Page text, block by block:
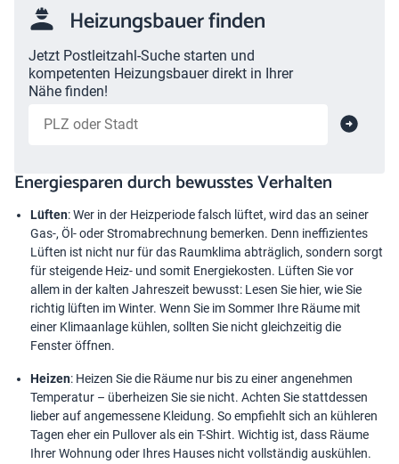
Heizungsbauer finden
Jetzt Postleitzahl-Suche starten und
kompetenten Heizungsbauer direkt in Ihrer
Nähe finden!
Energiesparen durch bewusstes Verhalten
Lüften: Wer in der Heizperiode falsch lüftet, wird das an seiner
Gas-, Öl- oder Stromabrechnung bemerken. Denn ineffizientes
Lüften ist nicht nur für das Raumklima abträglich, sondern sorgt
für steigende Heiz- und somit Energiekosten. Lüften Sie vor
allem in der kalten Jahreszeit bewusst: Lesen Sie hier, wie Sie
richtig lüften im Winter. Wenn Sie im Sommer Ihre Räume mit
einer Klimaanlage kühlen, sollten Sie nicht gleichzeitig die
Fenster öffnen.
Heizen: Heizen Sie die Räume nur bis zu einer angenehmen
Temperatur – überheizen Sie sie nicht. Achten Sie stattdessen
lieber auf angemessene Kleidung. So empfiehlt sich an kühleren
Tagen eher ein Pullover als ein T-Shirt. Wichtig ist, dass Räume
Ihrer Wohnung oder Ihres Hauses nicht vollständig auskühlen.